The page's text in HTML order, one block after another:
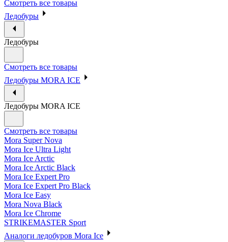
Смотреть все товары
Ледобуры
Ледобуры
Смотреть все товары
Ледобуры MORA ICE
Ледобуры MORA ICE
Смотреть все товары
Mora Super Nova
Mora Ice Ultra Light
Mora Ice Arctic
Mora Ice Arctic Black
Mora Ice Expert Pro
Mora Ice Expert Pro Black
Mora Ice Easy
Mora Nova Black
Mora Ice Chrome
STRIKEMASTER Sport
Аналоги ледобуров Mora Ice